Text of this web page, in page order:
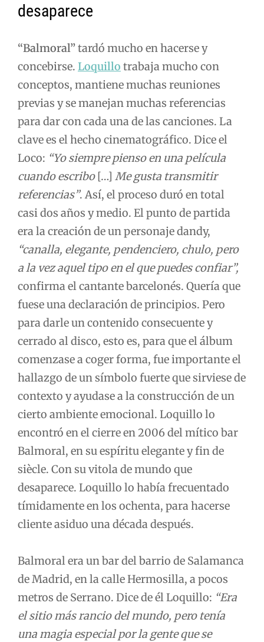
desaparece
“Balmoral”tardó mucho en hacerse y
concebirse. Loquillo trabaja mucho con
conceptos, mantiene muchas reuniones
previas y se manejan muchas referencias
para dar con cada una de las canciones. La
clave es el hecho cinematográfico. Dice el
Loco: “Yo siempre pienso en una película
cuando escribo[…] Me gusta transmitir
referencias”. Así, el proceso duró en total
casi dos años y medio. El punto de partida
era la creación de un personaje dandy,
“canalla, elegante, pendenciero, chulo, pero
a la vez aquel tipo en el que puedes confiar”,
confirma el cantante barcelonés. Quería que
fuese una declaración de principios. Pero
para darle un contenido consecuente y
cerrado al disco, esto es, para que el álbum
comenzase a coger forma, fue importante el
hallazgo de un símbolo fuerte que sirviese de
contexto y ayudase a la construcción de un
cierto ambiente emocional. Loquillo lo
encontró en el cierre en 2006 del mítico bar
Balmoral, en su espíritu elegante y fin de
siècle. Con su vitola de mundo que
desaparece. Loquillo lo había frecuentado
tímidamente en los ochenta, para hacerse
cliente asiduo una década después.
Balmoral era un bar del barrio de Salamanca
de Madrid, en la calle Hermosilla, a pocos
metros de Serrano. Dice de él Loquillo: “Era
el sitio más rancio del mundo, pero tenía
una magia especial por la gente que se